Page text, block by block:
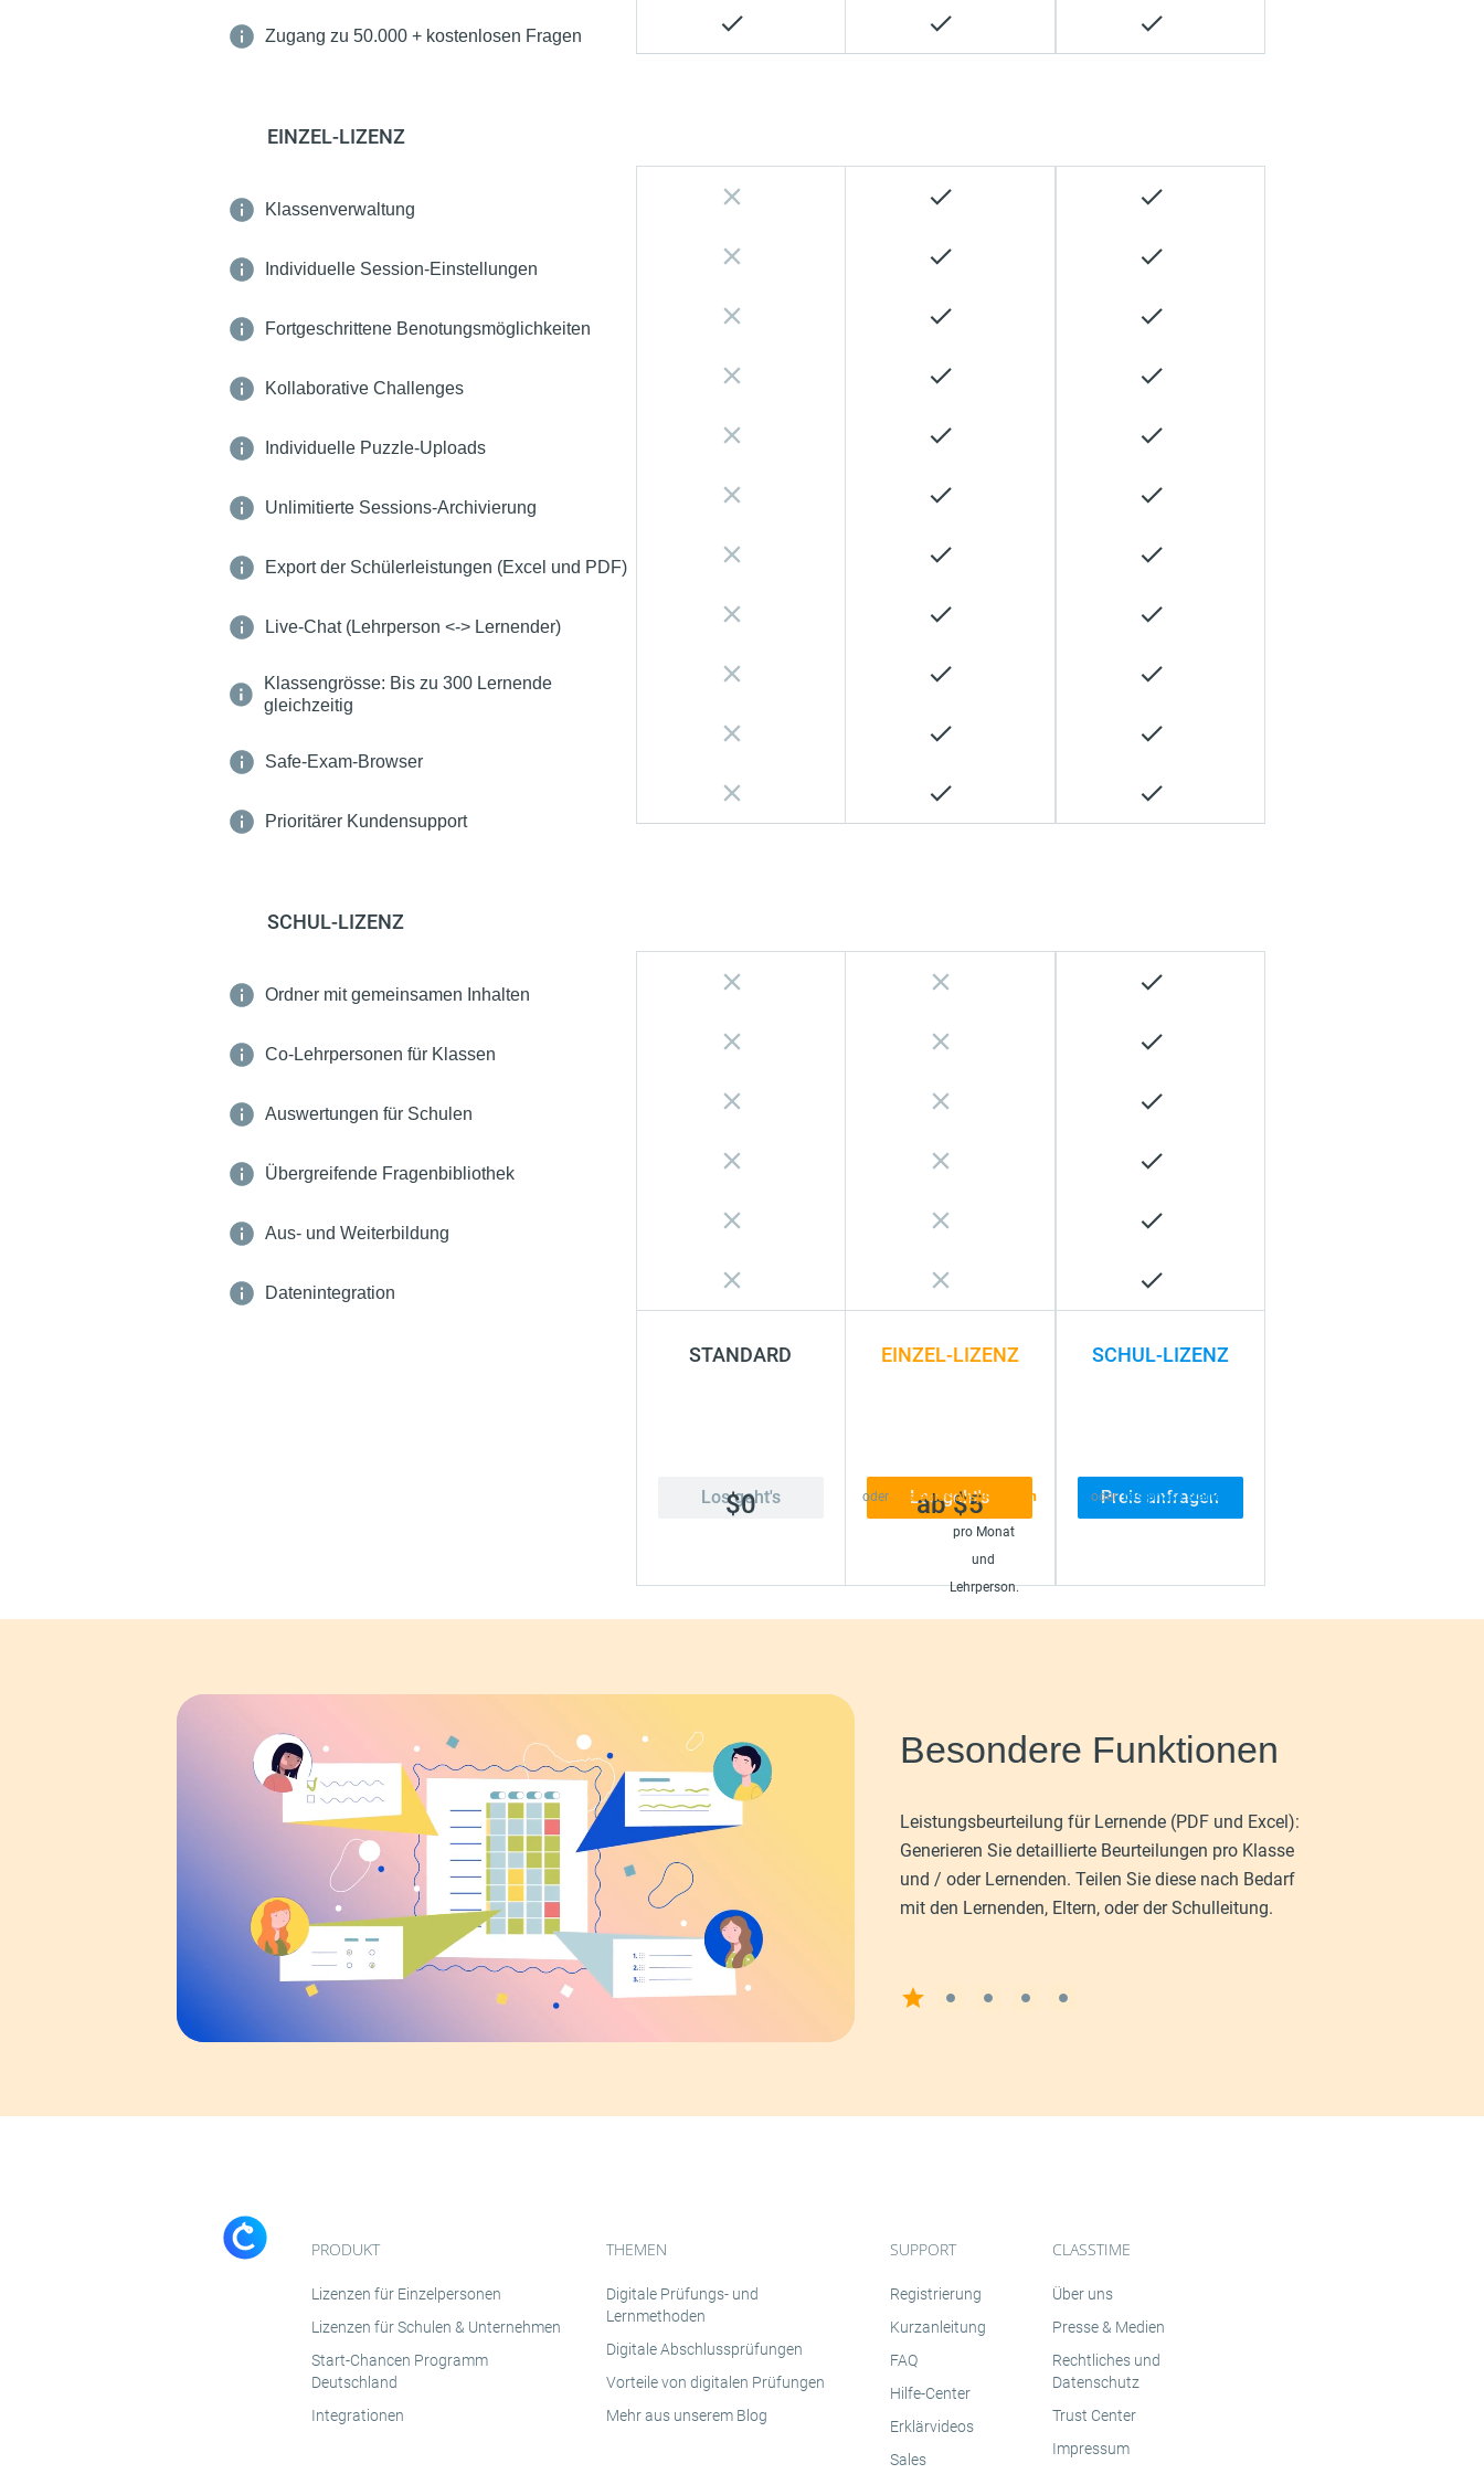
Zugang zu 50.000 + kostenlosen Fragen
EINZEL-LIZENZ
Klassenverwaltung
Individuelle Session-Einstellungen
Fortgeschrittene Benotungsmöglichkeiten
Kollaborative Challenges
Individuelle Puzzle-Uploads
Unlimitierte Sessions-Archivierung
Export der Schülerleistungen (Excel und PDF)
Live-Chat (Lehrperson <-> Lernender)
Klassengrösse: Bis zu 300 Lernende
gleichzeitig
Safe-Exam-Browser
Prioritärer Kundensupport
SCHUL-LIZENZ
Ordner mit gemeinsamen Inhalten
Co-Lehrpersonen für Klassen
Auswertungen für Schulen
Übergreifende Fragenbibliothek
Aus- und Weiterbildung
Datenintegration
STANDARD
$0
Los geht's
EINZEL-LIZENZ
ab$5
pro Monat
und
Lehrperson.
Los geht's
oder kostenlos ausprobieren
SCHUL-LIZENZ
Preis anfragen
oderTestphase starten
Besondere Funktionen
Leistungsbeurteilung für Lernende (PDF und Excel):
Generieren Sie detaillierte Beurteilungen pro Klasse
und / oder Lernenden. Teilen Sie diese nach Bedarf
mit den Lernenden, Eltern, oder der Schulleitung.
PRODUKT
Lizenzen für Einzelpersonen
Lizenzen für Schulen & Unternehmen
Start-Chancen Programm
Deutschland
Integrationen
THEMEN
Digitale Prüfungs- und
Lernmethoden
Digitale Abschlussprüfungen
Vorteile von digitalen Prüfungen
Mehr aus unserem Blog
SUPPORT
Registrierung
Kurzanleitung
FAQ
Hilfe-Center
Erklärvideos
Sales
CLASSTIME
Über uns
Presse & Medien
Rechtliches und
Datenschutz
Trust Center
Impressum